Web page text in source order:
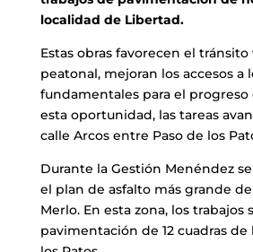
localidad de Libertad.
Estas obras favorecen el
peatonal, mejoran los accesos a
fundamentales para el progreso
esta oportunidad, las tareas
calle Arcos entre Paso de los
Durante la Gestión Menéndez
el plan de asfalto más grande
Merlo. En esta zona, los trabajos
pavimentación de 12 cuadras de